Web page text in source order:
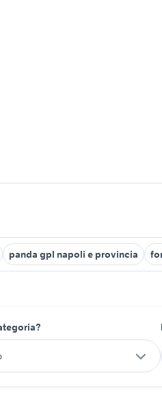
panda gpl napoli e provincia